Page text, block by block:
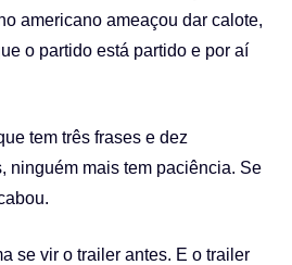
americano ameaçou dar calote,
o partido está partido e por aí
tem três frases e dez
ninguém mais tem paciência. Se
se vir o trailer antes. E o trailer